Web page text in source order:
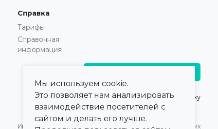
Справка
Тарифы
Справочная
информация
© 2021 — 2026,ПроКлинику
Информация, Оферта для Юридических
Мы используем cookie.
Это позволяет нам анализировать
взаимодействие посетителей с
сайтом и делать его лучше.